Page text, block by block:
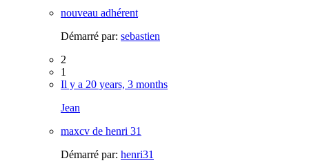
nouveau adhérent
Démarré par: sebastien
2
1
Il y a 20 years, 3 months
Jean
maxcv de henri 31
Démarré par: henri31